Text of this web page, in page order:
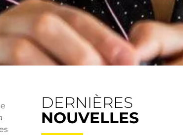
DERNIÈRES
NOUVELLES